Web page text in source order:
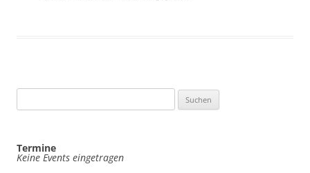
nach:
Termine
Keine Events eingetragen